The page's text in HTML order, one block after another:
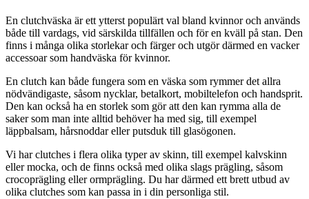
En clutchväska är ett ytterst populärt val bland kvinnor och används
både till vardags, vid särskilda tillfällen och för en kväll på stan. Den
finns i många olika storlekar och färger och utgör därmed en vacker
accessoar som handväska för kvinnor.
En clutch kan både fungera som en väska som rymmer det allra
nödvändigaste, såsom nycklar, betalkort, mobiltelefon och handsprit.
Den kan också ha en storlek som gör att den kan rymma alla de
saker som man inte alltid behöver ha med sig, till exempel
läppbalsam, hårsnoddar eller putsduk till glasögonen.
Vi har clutches i flera olika typer av skinn, till exempel kalvskinn
eller mocka, och de finns också med olika slags prägling, såsom
crocoprägling eller ormprägling. Du har därmed ett brett utbud av
olika clutches som kan passa in i din personliga stil.